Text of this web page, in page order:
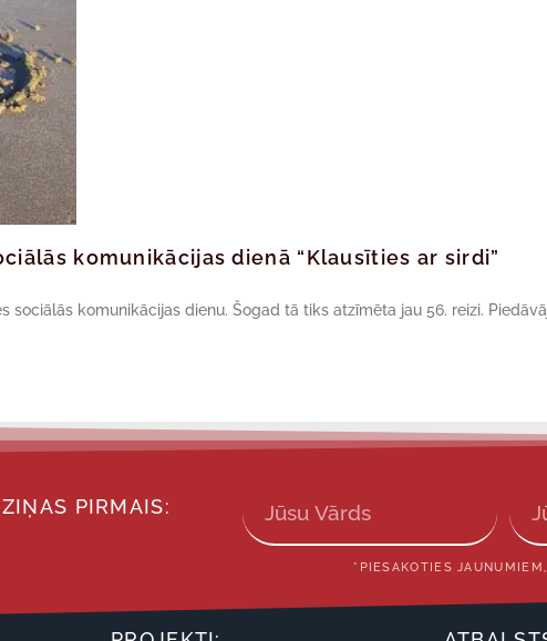
komunikācijas dienā “Klausīties ar sirdi”
sociālās komunikācijas dienu. Šogad tā tiks atzīmēta jau 56. reizi.
PIRMAIS:
*PIESAKOTIES